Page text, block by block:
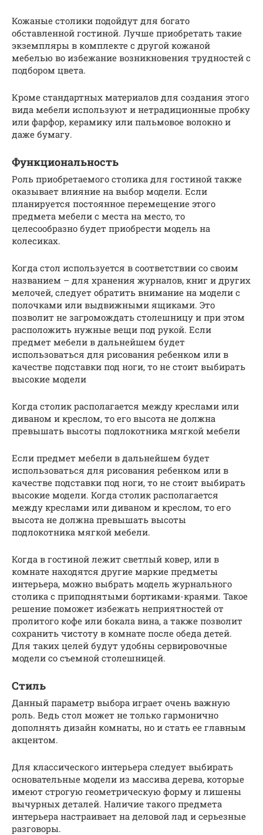
Кожаные столики подойдут для богато
обставленной гостиной. Лучше приобретать такие
экземпляры в комплекте с другой кожаной
мебелью во избежание возникновения трудностей с
подбором цвета.
Кроме стандартных материалов для создания этого
вида мебели используют и нетрадиционные пробку
или фарфор, керамику или пальмовое волокно и
даже бумагу.
Функциональность
Роль приобретаемого столика для гостиной также
оказывает влияние на выбор модели. Если
планируется постоянное перемещение этого
предмета мебели с места на место, то
целесообразно будет приобрести модель на
колесиках.
Когда стол используется в соответствии со своим
названием – для хранения журналов, книг и других
мелочей, следует обратить внимание на модели с
полочками или выдвижными ящиками. Это
позволит не загромождать столешницу и при этом
расположить нужные вещи под рукой. Если
предмет мебели в дальнейшем будет
использоваться для рисования ребенком или в
качестве подставки под ноги, то не стоит выбирать
высокие модели
Когда столик располагается между креслами или
диваном и креслом, то его высота не должна
превышать высоты подлокотника мягкой мебели
Если предмет мебели в дальнейшем будет
использоваться для рисования ребенком или в
качестве подставки под ноги, то не стоит выбирать
высокие модели. Когда столик располагается
между креслами или диваном и креслом, то его
высота не должна превышать высоты
подлокотника мягкой мебели.
Когда в гостиной лежит светлый ковер, или в
комнате находятся другие маркие предметы
интерьера, можно выбрать модель журнального
столика с приподнятыми бортиками-краями. Такое
решение поможет избежать неприятностей от
пролитого кофе или бокала вина, а также позволит
сохранить чистоту в комнате после обеда детей.
Для таких целей будут удобны сервировочные
модели со съемной столешницей.
Стиль
Данный параметр выбора играет очень важную
роль. Ведь стол может не только гармонично
дополнять дизайн комнаты, но и стать ее главным
акцентом.
Для классического интерьера следует выбирать
основательные модели из массива дерева, которые
имеют строгую геометрическую форму и лишены
вычурных деталей. Наличие такого предмета
интерьера настраивает на деловой лад и серьезные
разговоры.